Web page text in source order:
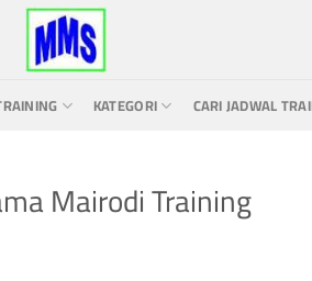
KATEGORI CARI JADWAL
Mairodi Training